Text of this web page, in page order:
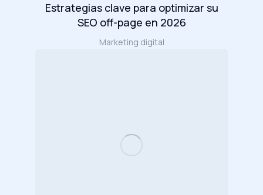
Estrategias clave para optimizar su
SEO off-page en 2026
Marketing digital